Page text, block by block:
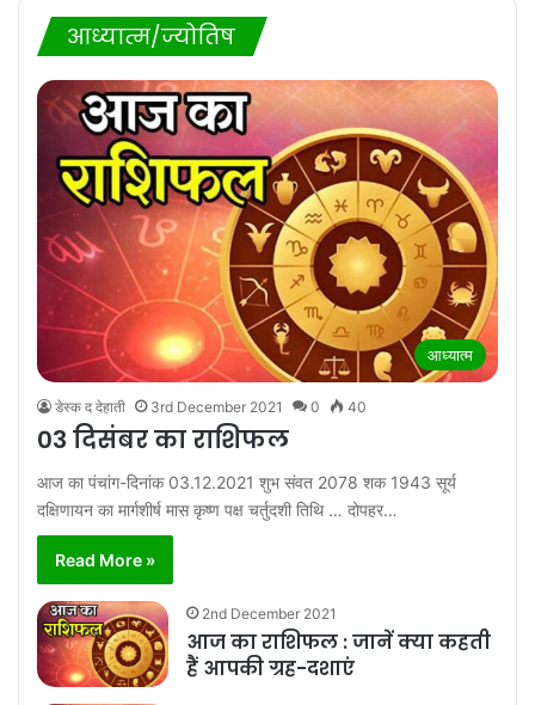
आध्यात्म/ज्योतिष
आध्यात्म
डेस्क द देहाती 3rd December 2021 0 40
03 दिसंबर का राशिफल
आज का पंचांग-दिनांक 03.12.2021 शुभ संवत 2078 शक 1943 सूर्य
दक्षिणायन का मार्गशीर्ष मास कृष्ण पक्ष चर्तुदशी तिथि … दोपहर…
Read More »
2nd December 2021
आज का राशिफल : जानें क्या कहती
हैं आपकी ग्रह-दशाएं